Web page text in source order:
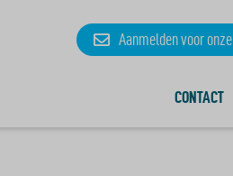
Aanmeldenvoor onze
CONTACT